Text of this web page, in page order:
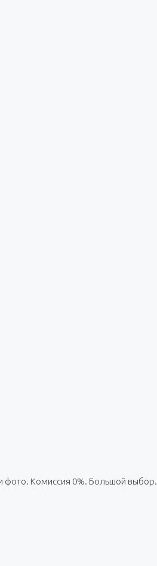
фото. Комиссия 0%. Большой выбор.